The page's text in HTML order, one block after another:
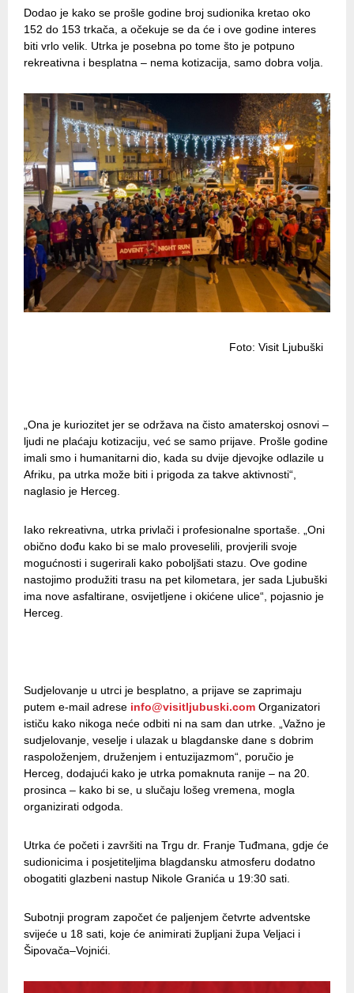
Dodao je kako se prošle godine broj sudionika kretao oko
152 do 153 trkača, a očekuje se da će i ove godine interes
biti vrlo velik. Utrka je posebna po tome što je potpuno
rekreativna i besplatna – nema kotizacija, samo dobra volja.
Foto: Visit Ljubuški
„Ona je kuriozitet jer se održava na čisto amaterskoj osnovi –
ljudi ne plaćaju kotizaciju, već se samo prijave. Prošle godine
imali smo i humanitarni dio, kada su dvije djevojke odlazile u
Afriku, pa utrka može biti i prigoda za takve aktivnosti“,
naglasio je Herceg.
Iako rekreativna, utrka privlači i profesionalne sportaše. „Oni
obično dođu kako bi se malo proveselili, provjerili svoje
mogućnosti i sugerirali kako poboljšati stazu. Ove godine
nastojimo produžiti trasu na pet kilometara, jer sada Ljubuški
ima nove asfaltirane, osvijetljene i okićene ulice“, pojasnio je
Herceg.
Sudjelovanje u utrci je besplatno, a prijave se zaprimaju
putem e-mail adrese info@visitljubuski.com Organizatori
ističu kako nikoga neće odbiti ni na sam dan utrke. „Važno je
sudjelovanje, veselje i ulazak u blagdanske dane s dobrim
raspoloženjem, druženjem i entuzijazmom“, poručio je
Herceg, dodajući kako je utrka pomaknuta ranije – na 20.
prosinca – kako bi se, u slučaju lošeg vremena, mogla
organizirati odgoda.
Utrka će početi i završiti na Trgu dr. Franje Tuđmana, gdje će
sudionicima i posjetiteljima blagdansku atmosferu dodatno
obogatiti glazbeni nastup Nikole Granića u 19:30 sati.
Subotnji program započet će paljenjem četvrte adventske
svijeće u 18 sati, koje će animirati župljani župa Veljaci i
Šipovača–Vojnići.